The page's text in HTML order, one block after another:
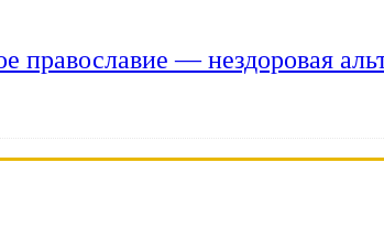
— нездоровая